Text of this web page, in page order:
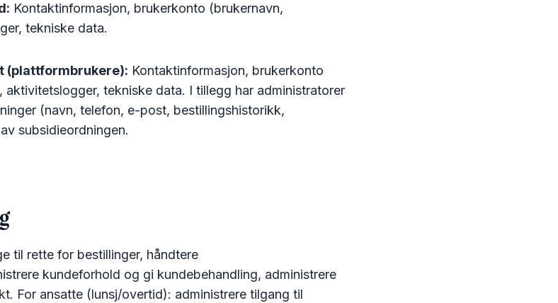
Kontaktinformasjon, brukerkonto (brukernavn,
tekniske data.
(plattformbrukere): Kontaktinformasjon, brukerkonto
tekniske data. I tillegg har administratorer
(navn, telefon, e-post, bestillingshistorikk,
subsidieordningen.
til rette for bestillinger, håndtere
kundeforhold og gi kundebehandling, administrere
For ansatte (lunsj/overtid): administrere tilgang til